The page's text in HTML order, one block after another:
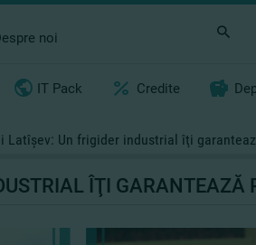
noi
IT Pack Credite
Latîşev: Un frigider industrial îţi
ÎŢI GARANTEAZĂ